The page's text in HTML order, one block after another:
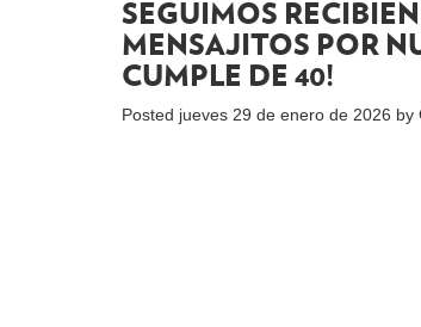
SEGUIMOS
MENSAJITOS POR
CUMPLE DE 40!
Posted jueves 29 de enero de 2026 by